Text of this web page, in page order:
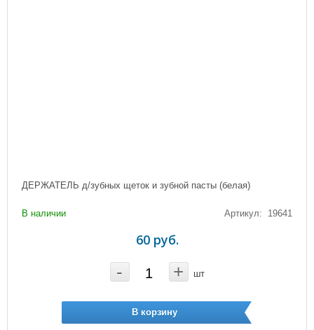
ДЕРЖАТЕЛЬ д/зубных щеток и зубной пасты (белая)
В наличии Артикул: 19641
60 руб.
- + шт
В корзину